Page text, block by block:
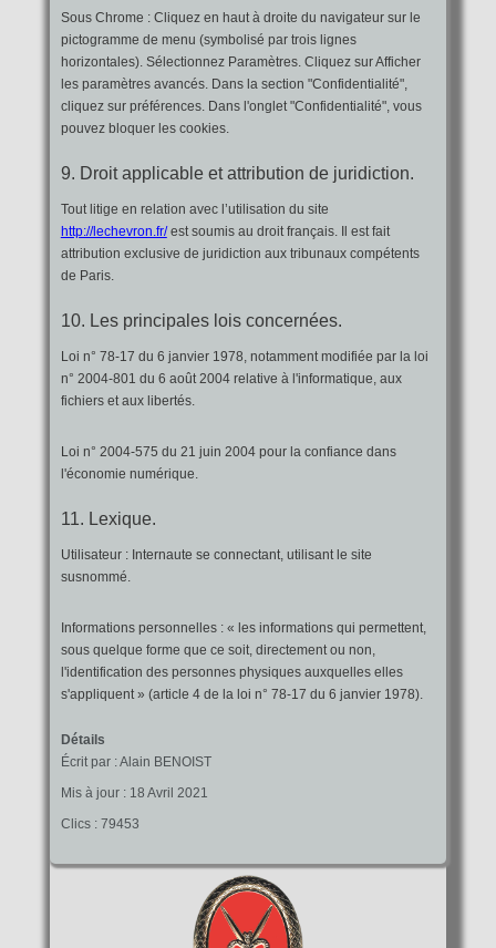
Sous Chrome : Cliquez en haut à droite du navigateur sur le
pictogramme de menu (symbolisé par trois lignes
horizontales). Sélectionnez Paramètres. Cliquez sur Afficher
les paramètres avancés. Dans la section "Confidentialité",
cliquez sur préférences. Dans l'onglet "Confidentialité", vous
pouvez bloquer les cookies.
9. Droit applicable et attribution de juridiction.
Tout litige en relation avec l’utilisation du site
http://lechevron.fr/est soumis au droit français. Il est fait
attribution exclusive de juridiction aux tribunaux compétents
de Paris.
10. Les principales lois concernées.
Loi n° 78-17 du 6 janvier 1978, notamment modifiée par la loi
n° 2004-801 du 6 août 2004 relative à l'informatique, aux
fichiers et aux libertés.
Loi n° 2004-575 du 21 juin 2004 pour la confiance dans
l'économie numérique.
11. Lexique.
Utilisateur : Internaute se connectant, utilisant le site
susnommé.
Informations personnelles : « les informations qui permettent,
sous quelque forme que ce soit, directement ou non,
l'identification des personnes physiques auxquelles elles
s'appliquent » (article 4 de la loi n° 78-17 du 6 janvier 1978).
Détails
Écrit par :Alain BENOIST
Mis à jour : 18 Avril 2021
Clics : 79453